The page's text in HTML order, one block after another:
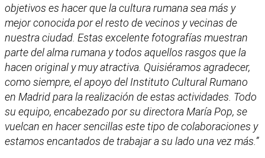
objetivos es hacer que la cultura rumana sea más y
mejor conocida por el resto de vecinos y vecinas de
nuestra ciudad. Estas excelente fotografías muestran
parte del alma rumana y todos aquellos rasgos que la
hacen original y muy atractiva. Quisiéramos agradecer,
como siempre, el apoyo del Instituto Cultural Rumano
en Madrid para la realización de estas actividades. Todo
su equipo, encabezado por su directora María Pop, se
vuelcan en hacer sencillas este tipo de colaboraciones y
estamos encantados de trabajar a su lado una vez más.”